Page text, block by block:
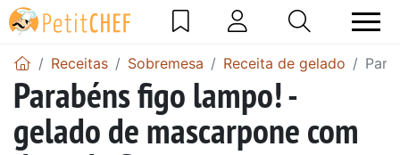
Receitas Sobremesa Receita de gelado
Parabéns figo lampo! -
gelado de mascarpone com